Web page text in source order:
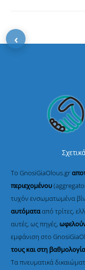
Το GnosiGiaOlous.gr
περιεχομένου
τυχόν ενσωματωμένα
αυτόματααπό τρίτες,
αυτές, ως πηγές,
εμφάνιση στο
τους και στη
Τα πνευματικά
‹